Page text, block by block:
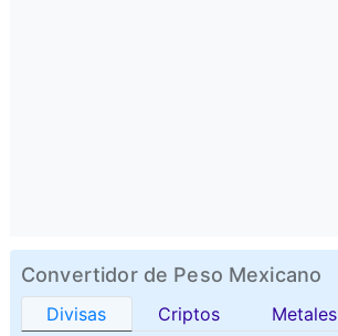
Convertidor de Peso Mexicano
Divisas Criptos
Metales